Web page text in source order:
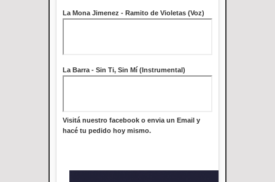
La Mona Jimenez - Ramito de Violetas (Voz)
La Barra - Sin Ti, Sin Mí (Instrumental)
Visitá nuestro facebook o envia un Email y
hacé tu pedido hoy mismo.